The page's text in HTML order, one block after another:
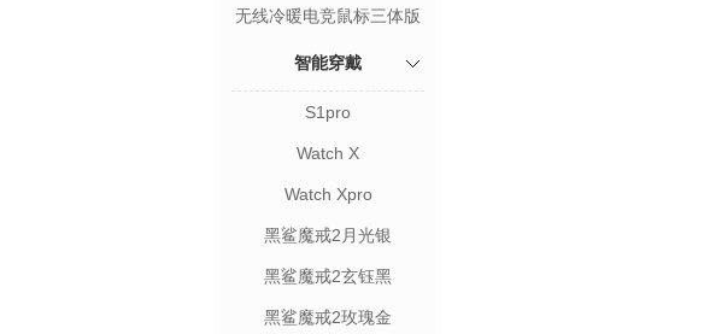
无线冷暖电竞鼠标三体版
智能穿戴
S1pro
Watch X
Watch Xpro
黑鲨魔戒2月光银
黑鲨魔戒2玄钰黑
黑鲨魔戒2玫瑰金